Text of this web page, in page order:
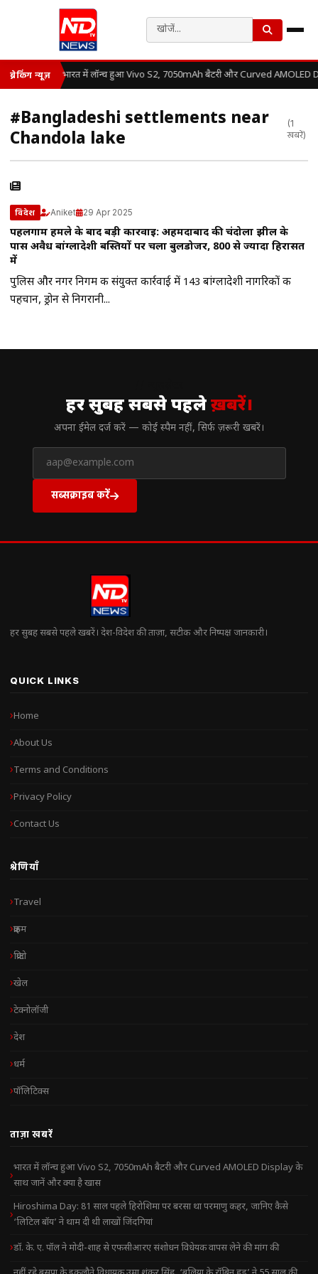
ब्रेकिंग न्यूज़ भारत में लॉन्च हुआ Vivo S2, 7050mAh बैटरी और Curved AMOLED
#Bangladeshi settlements near
Chandola lake
(1
खबरें)
विदेश Aniket 29 Apr 2025
पहलगाम हमले के बाद बड़ी कार्रवाई: अहमदाबाद की चंदोला झील के
पास अवैध बांग्लादेशी बस्तियों पर चला बुलडोजर, 800 से ज्यादा हिरासत
में
पुलिस और नगर निगम की संयुक्त कार्रवाई में 143 बांग्लादेशी नागरिकों की
पहचान, ड्रोन से निगरानी...
हर सुबह सबसे पहलेख़बरें।
अपना ईमेल दर्ज करें — कोई स्पैम नहीं, सिर्फ ज़रूरी खबरें।
सब्सक्राइब करें
हर सुबह सबसे पहले खबरें। देश-विदेश की ताज़ा, सटीक और निष्पक्ष जानकारी।
QUICK LINKS
Home
About Us
Terms and Conditions
Privacy Policy
Contact Us
श्रेणियाँ
Travel
क्राइम
क्रिप्टो
खेल
टेक्नोलॉजी
देश
धर्म
पॉलिटिक्स
ताज़ा खबरें
भारत में लॉन्च हुआ Vivo S2, 7050mAh बैटरी और Curved AMOLED Display के
साथ जानें और क्या है खास
Hiroshima Day: 81 साल पहले हिरोशिमा पर बरसा था परमाणु कहर, जानिए कैसे
‘लिटिल बॉय’ ने थाम दी थी लाखों जिंदगियां
डॉ. के. ए. पॉल ने मोदी-शाह से एफसीआरए संशोधन विधेयक वापस लेने की मांग की